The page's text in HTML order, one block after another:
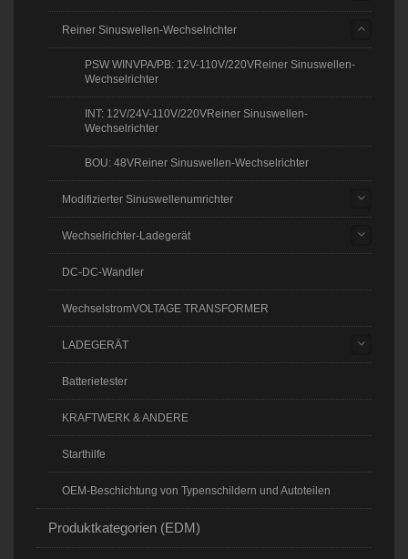
Reiner Sinuswellen-Wechselrichter
PSW WINVPA/PB: 12V-110V/220VReiner Sinuswellen-
Wechselrichter
INT: 12V/24V-110V/220VReiner Sinuswellen-
Wechselrichter
BOU: 48VReiner Sinuswellen-Wechselrichter
Modifizierter Sinuswellenumrichter
Wechselrichter-Ladegerät
DC-DC-Wandler
WechselstromVOLTAGE TRANSFORMER
LADEGERÄT
Batterietester
KRAFTWERK & ANDERE
Starthilfe
OEM-Beschichtung von Typenschildern und Autoteilen
Produktkategorien (EDM)